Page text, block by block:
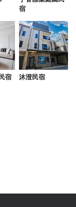
from google
汁感覺少了一點
如果覺得海產吃
很乾淨衛生！
宿
宿 沐澄民宿